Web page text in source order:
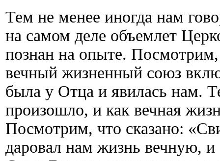
Тем не менее иногда нам
на самом деле объемлет
познан на опыте.
вечный жизненный союз
была у Отца и явилась нам.
произошло, и как вечная
Посмотрим, что сказано:
даровал нам жизнь вечную,